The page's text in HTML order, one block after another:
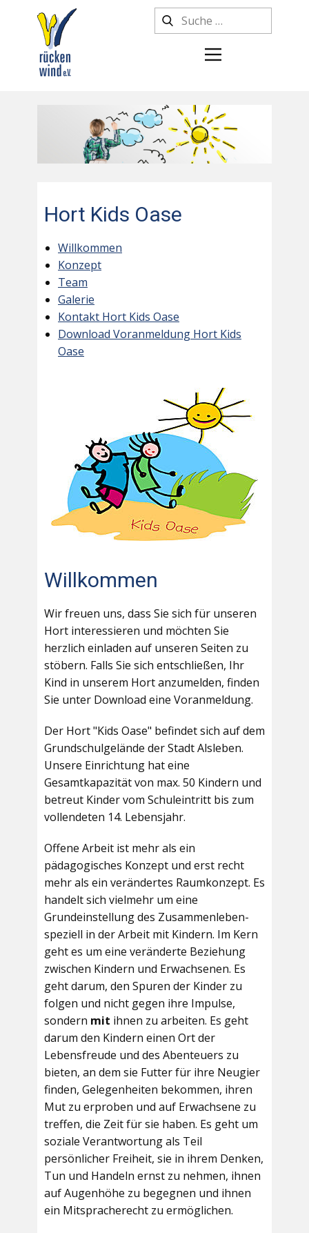
Hort Kids Oase
Willkommen
Konzept
Team
Galerie
Kontakt Hort Kids Oase
Download Voranmeldung Hort Kids
Oase
Willkommen
Wir freuen uns, dass Sie sich für unseren
Hort interessieren und möchten Sie
herzlich einladen auf unseren Seiten zu
stöbern. Falls Sie sich entschließen, Ihr
Kind in unserem Hort anzumelden, finden
Sie unter Download eine Voranmeldung.
Der Hort "Kids Oase" befindet sich auf dem
Grundschulgelände der Stadt Alsleben.
Unsere Einrichtung hat eine
Gesamtkapazität von max. 50 Kindern und
betreut Kinder vom Schuleintritt bis zum
vollendeten 14. Lebensjahr.
Offene Arbeit ist mehr als ein
pädagogisches Konzept und erst recht
mehr als ein verändertes Raumkonzept. Es
handelt sich vielmehr um eine
Grundeinstellung des Zusammenleben-
speziell in der Arbeit mit Kindern. Im Kern
geht es um eine veränderte Beziehung
zwischen Kindern und Erwachsenen. Es
geht darum, den Spuren der Kinder zu
folgen und nicht gegen ihre Impulse,
sondern mit ihnen zu arbeiten. Es geht
darum den Kindern einen Ort der
Lebensfreude und des Abenteuers zu
bieten, an dem sie Futter für ihre Neugier
finden, Gelegenheiten bekommen, ihren
Mut zu erproben und auf Erwachsene zu
treffen, die Zeit für sie haben. Es geht um
soziale Verantwortung als Teil
persönlicher Freiheit, sie in ihrem Denken,
Tun und Handeln ernst zu nehmen, ihnen
auf Augenhöhe zu begegnen und ihnen
ein Mitspracherecht zu ermöglichen.